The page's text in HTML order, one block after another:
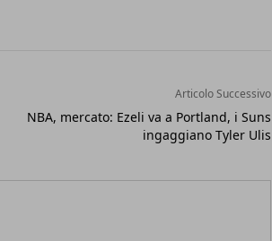
Articolo Successivo
NBA, mercato: Ezeli va a Portland, i Suns
ingaggiano Tyler Ulis